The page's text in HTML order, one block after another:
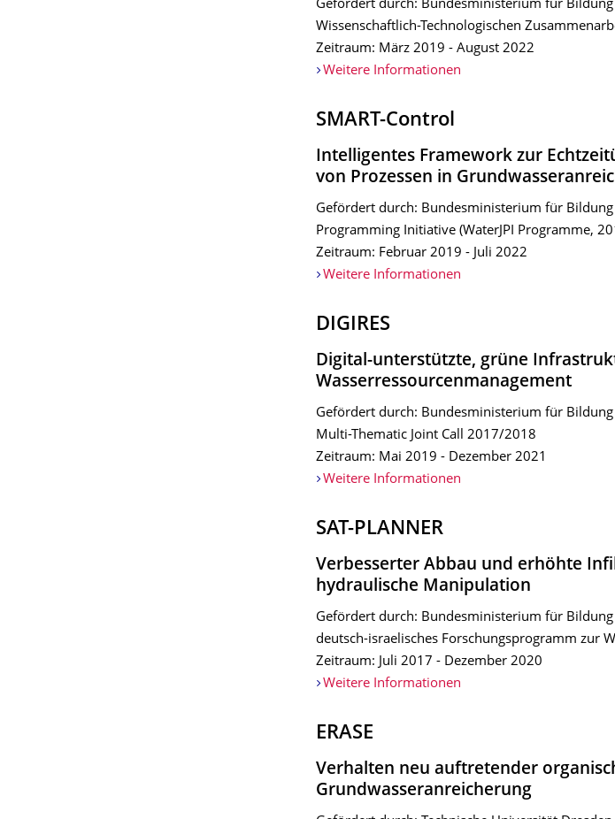
Gefördert durch: Bundesministerium für
Wissenschaftlich-Technologischen
Zeitraum: März 2019 - August 2022
Weitere Informationen
SMART-Control
Intelligentes Framework zur
von Prozessen in
Gefördert durch: Bundesministerium für Bildung
Programming Initiative (WaterJPI Programme,
Zeitraum: Februar 2019 - Juli 2022
Weitere Informationen
DIGIRES
Digital-unterstützte, grüne
Wasserressourcenmanagement
Gefördert durch: Bundesministerium für Bildung
Multi-Thematic Joint Call 2017/2018
Zeitraum: Mai 2019 - Dezember 2021
Weitere Informationen
SAT-PLANNER
Verbesserter Abbau und erhöhte
hydraulische Manipulation
Gefördert durch: Bundesministerium für Bildung
deutsch-israelisches Forschungsprogramm zur
Zeitraum: Juli 2017 - Dezember 2020
Weitere Informationen
ERASE
Verhalten neu auftretender
Grundwasseranreicherung